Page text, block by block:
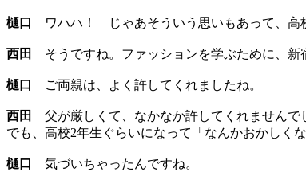
樋口 ワハハ！ じゃあそういう思いもあって、高
西田 そうですね。ファッションを学ぶために、新
樋口 ご両親は、よく許してくれましたね。
西田
父が厳しくて、なかなか許してくれませんで
でも、高校2年生ぐらいになって「なんかおかしく
樋口 気づいちゃったんですね。